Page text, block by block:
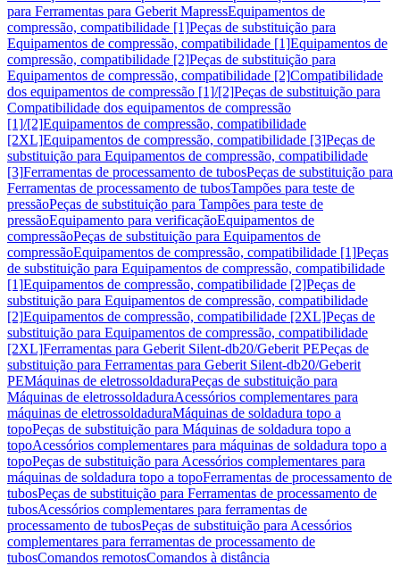
para Ferramentas para Geberit MapressEquipamentos de
compressão, compatibilidade [1]Peças de substituição para
Equipamentos de compressão, compatibilidade [1]Equipamentos de
compressão, compatibilidade [2]Peças de substituição para
Equipamentos de compressão, compatibilidade [2]Compatibilidade
dos equipamentos de compressão [1]/[2]Peças de substituição para
Compatibilidade dos equipamentos de compressão
[1]/[2]Equipamentos de compressão, compatibilidade
[2XL]Equipamentos de compressão, compatibilidade [3]Peças de
substituição para Equipamentos de compressão, compatibilidade
[3]Ferramentas de processamento de tubosPeças de substituição para
Ferramentas de processamento de tubosTampões para teste de
pressãoPeças de substituição para Tampões para teste de
pressãoEquipamento para verificaçãoEquipamentos de
compressãoPeças de substituição para Equipamentos de
compressãoEquipamentos de compressão, compatibilidade [1]Peças
de substituição para Equipamentos de compressão, compatibilidade
[1]Equipamentos de compressão, compatibilidade [2]Peças de
substituição para Equipamentos de compressão, compatibilidade
[2]Equipamentos de compressão, compatibilidade [2XL]Peças de
substituição para Equipamentos de compressão, compatibilidade
[2XL]Ferramentas para Geberit Silent-db20/Geberit PEPeças de
substituição para Ferramentas para Geberit Silent-db20/Geberit
PEMáquinas de eletrossoldaduraPeças de substituição para
Máquinas de eletrossoldaduraAcessórios complementares para
máquinas de eletrossoldaduraMáquinas de soldadura topo a
topoPeças de substituição para Máquinas de soldadura topo a
topoAcessórios complementares para máquinas de soldadura topo a
topoPeças de substituição para Acessórios complementares para
máquinas de soldadura topo a topoFerramentas de processamento de
tubosPeças de substituição para Ferramentas de processamento de
tubosAcessórios complementares para ferramentas de
processamento de tubosPeças de substituição para Acessórios
complementares para ferramentas de processamento de
tubosComandos remotosComandos à distância